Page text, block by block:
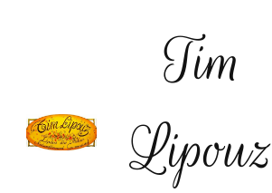
Tim
Lipouz